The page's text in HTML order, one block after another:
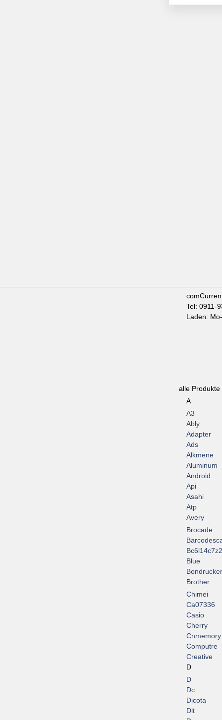
Tel: 0911-
Laden:
alle
A
A3
Ably
Adapter
Ads
Alkmene
Aluminum
Android
Api
Asahi
Atp
Avery
Brocade
Blue
Bondrucker
Brother
Chimei
Ca07336
Casio
Cherry
Cnmemory
Computre
Creative
D
D
Dc
Dicota
Dlt